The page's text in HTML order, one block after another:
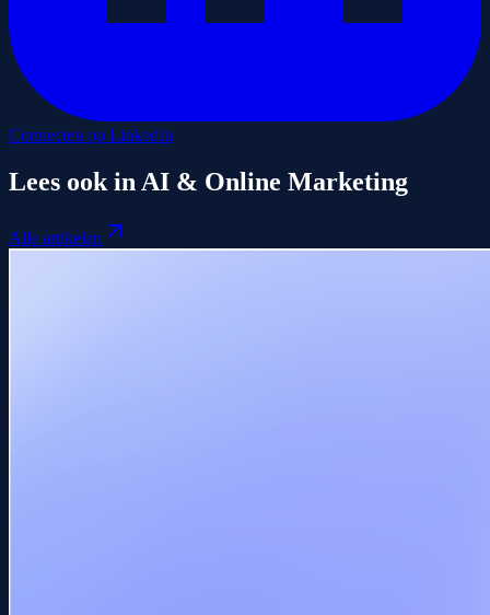
Connecten op LinkedIn
Lees ook in AI & Online Marketing
Alle artikelen